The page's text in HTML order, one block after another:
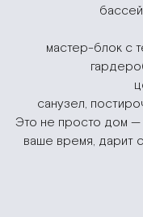
мастер-блок с
санузел,
Это не просто дом —
ваше время, дарит